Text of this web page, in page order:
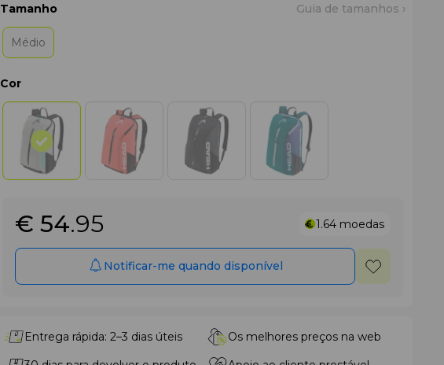
Tamanho Guia de tamanhos ›
Médio
Cor
€ 54.95 1.64 moedas
Notificar-me quando disponível
Entrega rápida: 2–3 dias úteis
Os melhores preços na web